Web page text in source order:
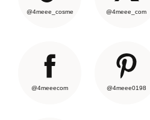
@4meee_cosme @4meee_com
@4meeecom @4meee0198